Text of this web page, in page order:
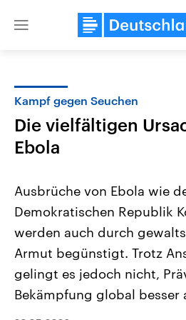
Close
Landtagswahl Sachsen-Anhalt
2026
Alle Informationen
Sachsen-Anhalt wählt am 6.
September 2026 einen neuen
Bundesland von einer Koalition aus
Kampf gegen Seuchen
Die vielfältigen
Ebola
Ausbrüche von Ebola wie
Demokratischen Republik
werden auch durch
Armut begünstigt. Trotz
gelingt es jedoch nicht,
Bekämpfung global besser